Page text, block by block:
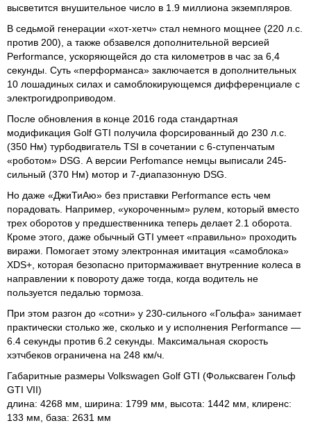
высветится внушительное число в 1.9 миллиона экземпляров.
В седьмой генерации «хот-хетч» стал немного мощнее (220 л.с.
против 200), а также обзавелся дополнительной версией
Performance, ускоряющейся до ста километров в час за 6,4
секунды. Суть «перформанса» заключается в дополнительных
10 лошадиных силах и самоблокирующемся дифференциале с
электрогидроприводом.
После обновления в конце 2016 года стандартная
модификация Golf GTI получила форсированный до 230 л.с.
(350 Нм) турбодвигатель TSI в сочетании с 6-ступенчатым
«роботом» DSG. А версии Perfomance немцы выписали 245-
сильный (370 Нм) мотор и 7-диапазонную DSG.
Но даже «ДжиТиАю» без приставки Performance есть чем
порадовать. Например, «укороченным» рулем, который вместо
трех оборотов у предшественника теперь делает 2.1 оборота.
Кроме этого, даже обычный GTI умеет «правильно» проходить
виражи. Помогает этому электронная имитация «самоблока»
XDS+, которая безопасно притормаживает внутренние колеса в
направлении к повороту даже тогда, когда водитель не
пользуется педалью тормоза.
При этом разгон до «сотни» у 230-сильного «Гольфа» занимает
практически столько же, сколько и у исполнения Performance —
6.4 секунды против 6.2 секунды. Максимальная скорость
хэтчбеков ограничена на 248 км/ч.
Габаритные размеры Volkswagen Golf GTI (Фольксваген Гольф
GTI VII)
длина: 4268 мм, ширина: 1799 мм, высота: 1442 мм, клиренс:
133 мм, база: 2631 мм